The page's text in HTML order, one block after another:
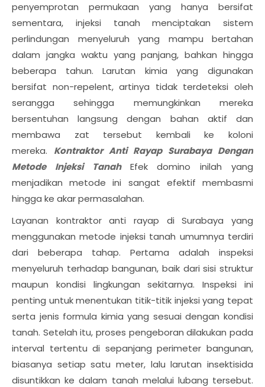
penyemprotan permukaan yang hanya bersifat
sementara, injeksi tanah menciptakan sistem
perlindungan menyeluruh yang mampu bertahan
dalam jangka waktu yang panjang, bahkan hingga
beberapa tahun. Larutan kimia yang digunakan
bersifat non-repelent, artinya tidak terdeteksi oleh
serangga sehingga memungkinkan mereka
bersentuhan langsung dengan bahan aktif dan
membawa zat tersebut kembali ke koloni
mereka. Kontraktor Anti Rayap Surabaya Dengan
Metode Injeksi Tanah
Efek domino inilah yang
menjadikan metode ini sangat efektif membasmi
hingga ke akar permasalahan.
Layanan kontraktor anti rayap di Surabaya yang
menggunakan metode injeksi tanah umumnya terdiri
dari beberapa tahap. Pertama adalah inspeksi
menyeluruh terhadap bangunan, baik dari sisi struktur
maupun kondisi lingkungan sekitarnya. Inspeksi ini
penting untuk menentukan titik-titik injeksi yang tepat
serta jenis formula kimia yang sesuai dengan kondisi
tanah. Setelah itu, proses pengeboran dilakukan pada
interval tertentu di sepanjang perimeter bangunan,
biasanya setiap satu meter, lalu larutan insektisida
disuntikkan ke dalam tanah melalui lubang tersebut.